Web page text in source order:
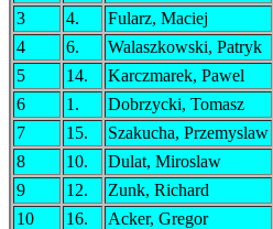
3
4. Fularz, Maciej
4
6. Walaszkowski, Patryk
5
14. Karczmarek, Pawel
6
1. Dobrzycki, Tomasz
7
15. Szakucha, Przemyslaw
8
10. Dulat, Miroslaw
9
12. Zunk, Richard
10
16. Acker, Gregor